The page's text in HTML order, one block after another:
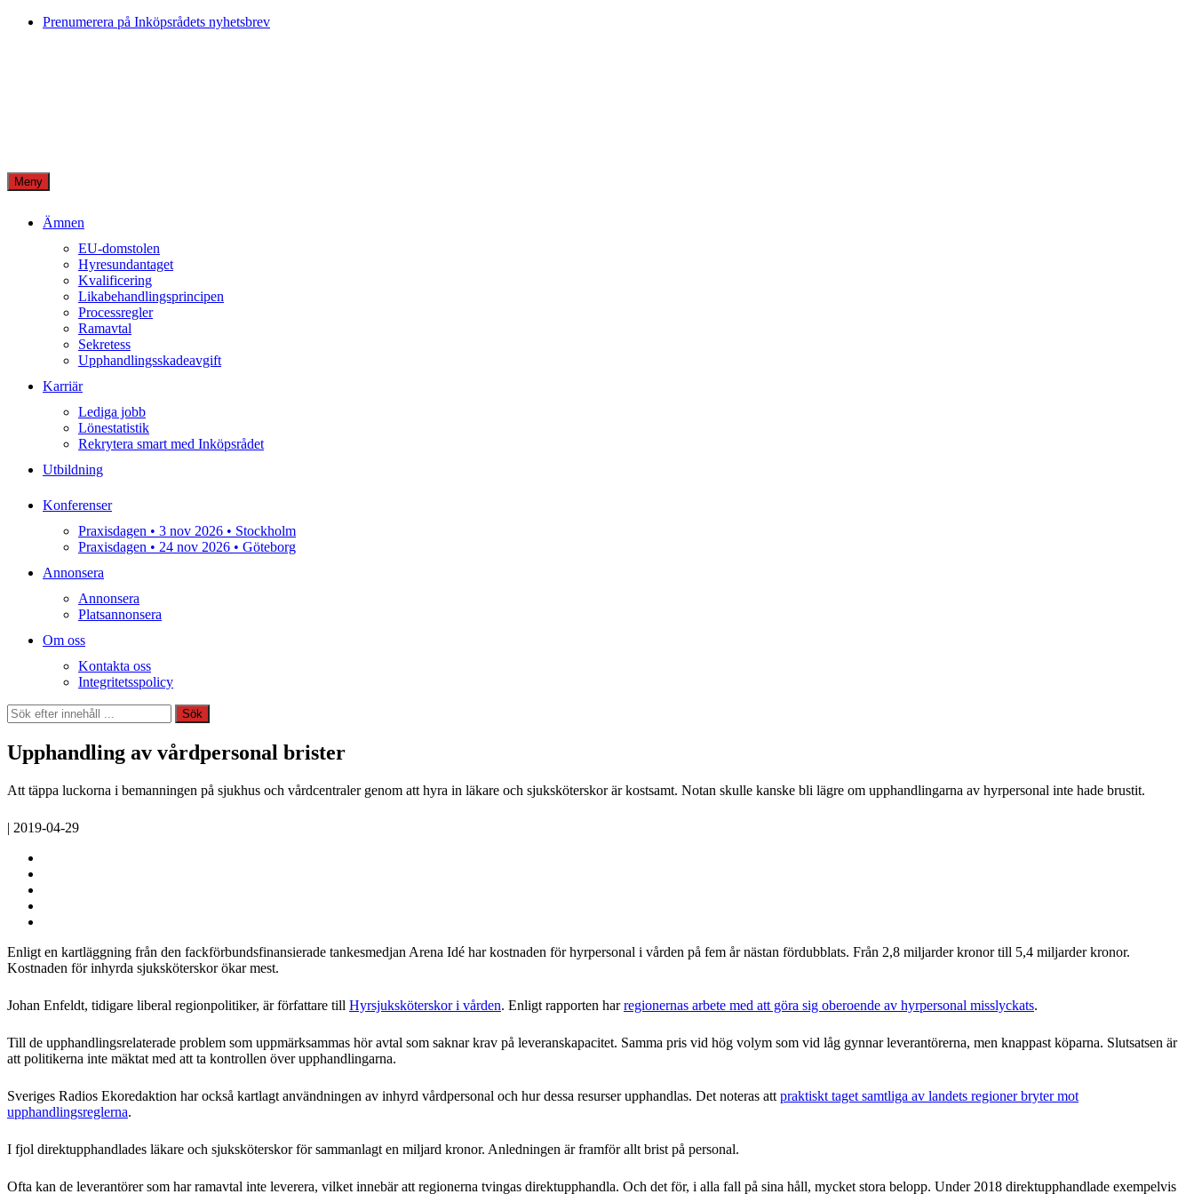
Skip
Prenumerera på Inköpsrådets nyhetsbrev
Meny
Ämnen
EU-domstolen
Hyresundantaget
Kvalificering
Likabehandlingsprincipen
Processregler
Ramavtal
Sekretess
Upphandlingsskadeavgift
Karriär
Lediga jobb
Lönestatistik
Rekrytera smart med Inköpsrådet
Utbildning
Konferenser
Praxisdagen • 3 nov 2026 • Stockholm
Praxisdagen • 24 nov 2026 • Göteborg
Annonsera
Annonsera
Platsannonsera
Om oss
Kontakta oss
Integritetsspolicy
Sök
Sök
Upphandling av vårdpersonal brister
Att täppa luckorna i bemanningen på sjukhus och vårdcentraler genom att hyra in läkare och sjuksköterskor är kostsamt. Notan skulle kanske bli lägre om upphandlingarna av hyrpersonal inte hade brustit.
| 2019-04-29
Enligt en kartläggning från den fackförbundsfinansierade tankesmedjan Arena Idé har kostnaden för hyrpersonal i vården på fem år nästan fördubblats. Från 2,8 miljarder kronor till 5,4 miljarder kronor.
Kostnaden för inhyrda sjuksköterskor ökar mest.
Johan Enfeldt, tidigare liberal regionpolitiker, är författare till Hyrsjuksköterskor i vården. Enligt rapporten harregionernas arbete med att göra sig oberoende av hyrpersonal misslyckats.
Till de upphandlingsrelaterade problem som uppmärksammas hör avtal som saknar krav på leveranskapacitet. Samma pris vid hög volym som vid låg gynnar leverantörerna, men knappast köparna. Slutsatsen är
att politikerna inte mäktat med att ta kontrollen över upphandlingarna.
Sveriges Radios Ekoredaktion har också kartlagt användningen av inhyrd vårdpersonal och hur dessa resurser upphandlas. Det noteras att praktiskt taget samtliga av landets regioner bryter mot
upphandlingsreglerna.
I fjol direktupphandlades läkare och sjuksköterskor för sammanlagt en miljard kronor. Anledningen är framför allt brist på personal.
Ofta kan de leverantörer som har ramavtal inte leverera, vilket innebär att regionerna tvingas direktupphandla. Och det för, i alla fall på sina håll, mycket stora belopp. Under 2018 direktupphandlade exempelvis